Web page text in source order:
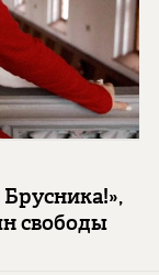
свободы